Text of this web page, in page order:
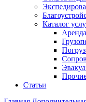
Каталог
Статьи